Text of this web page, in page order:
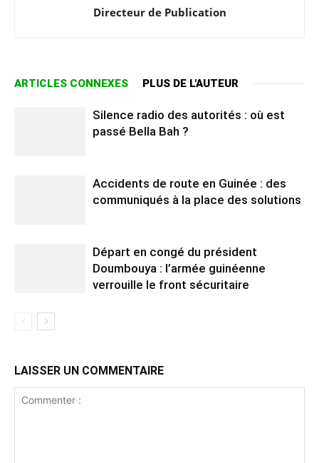
Directeur de Publication
ARTICLES CONNEXES PLUS DE L'AUTEUR
Silence radio des autorités : où est
passé Bella Bah ?
Accidents de route en Guinée : des
communiqués à la place des solutions
Départ en congé du président
Doumbouya : l’armée guinéenne
verrouille le front sécuritaire
LAISSER UN COMMENTAIRE